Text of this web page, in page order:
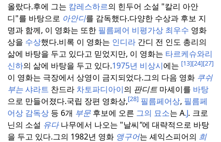
올랐다.후에 그는 캄레스하르의 힌두어 소설 "칼리 아안
디"를 바탕으로 아안디를 감독했다.다양한 수상과 후보 지
명과 함께, 이 영화는 또한 필름페어 비평가상 최우수 영화
상을 수상했다.비록 이 영화는 인디라 간디 전 인도 총리의
삶에 바탕을 두고 있다고 믿었지만, 이 영화는 타르케슈와리
신하의 삶에 바탕을 두고 있다.1975년 비상시에는 [13][24][27]
이 영화는 극장에서 상영이 금지되었다.그의 다음 영화 쿠쉬
부는샤라트 찬드라 차토파디아이의 판디트 마셰이를 바탕
으로 만들어졌다.국립 장편 영화상,[28] 필름페어상, 필름페
어상 감독상 등 6개 부문 후보에 오른 그의 묘소는 A.J. 크로
닌의 소설 유다나무에서 나오는 "날씨"에 대략적으로 바탕
을 두고 있다.그의 1982년 영화 앵구어는 셰익스피어의 희